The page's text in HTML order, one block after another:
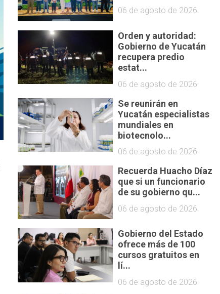
06 de agosto de 2026
Orden y autoridad:
Gobierno de Yucatán
recupera predio
estat...
06 de agosto de 2026
Se reunirán en
Yucatán especialistas
mundiales en
biotecnolo...
06 de agosto de 2026
Recuerda Huacho Díaz
que si un funcionario
de su gobierno qu...
06 de agosto de 2026
Gobierno del Estado
ofrece más de 100
cursos gratuitos en
lí...
06 de agosto de 2026